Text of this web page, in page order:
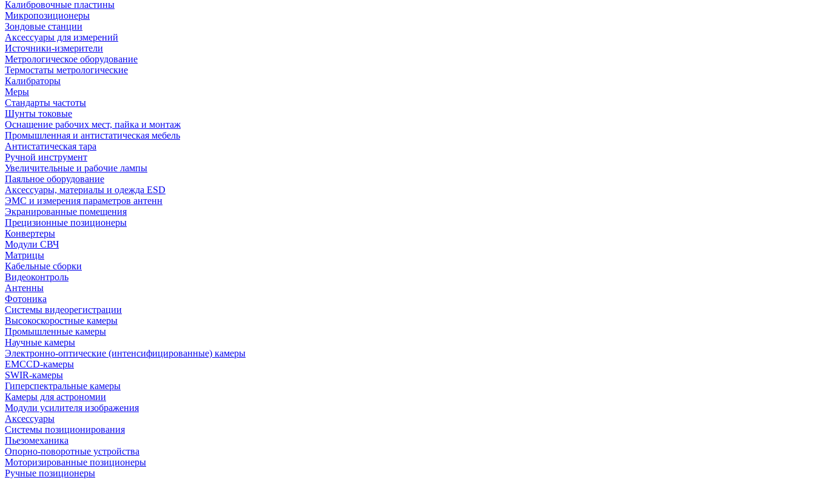
Калибровочные пластины
Микропозиционеры
Зондовые станции
Аксессуары для измерений
Источники-измерители
Метрологическое оборудование
Термостаты метрологические
Калибраторы
Меры
Стандарты частоты
Шунты токовые
Оснащение рабочих мест, пайка и монтаж
Промышленная и антистатическая мебель
Антистатическая тара
Ручной инструмент
Увеличительные и рабочие лампы
Паяльное оборудование
Аксессуары, материалы и одежда ESD
ЭМС и измерения параметров антенн
Экранированные помещения
Прецизионные позиционеры
Конвертеры
Модули СВЧ
Матрицы
Кабельные сборки
Видеоконтроль
Антенны
Фотоника
Cистемы видеорегистрации
Высокоскоростные камеры
Промышленные камеры
Научные камеры
Электронно-оптические (интенсифицированные) камеры
EMCCD-камеры
SWIR-камеры
Гиперспектральные камеры
Камеры для астрономии
Модули усилителя изображения
Аксессуары
Системы позиционирования
Пьезомеханика
Опорно-поворотные устройства
Моторизированные позиционеры
Ручные позиционеры